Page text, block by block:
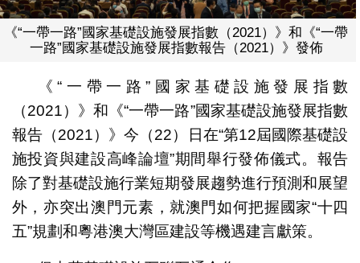
《“一帶一路”國家基礎設施發展指數（2021）》和《“一帶
一路”國家基礎設施發展指數報告（2021）》發佈
《“一帶一路”國家基礎設施發展指數
（2021）》和《“一帶一路”國家基礎設施發展指數
報告（2021）》今（22）日在“第12屆國際基礎設
施投資與建設高峰論壇”期間舉行發佈儀式。報告
除了對基礎設施行業短期發展趨勢進行預測和展望
外，亦突出澳門元素，就澳門如何把握國家“十四
五”規劃和粵港澳大灣區建設等機遇建言獻策。